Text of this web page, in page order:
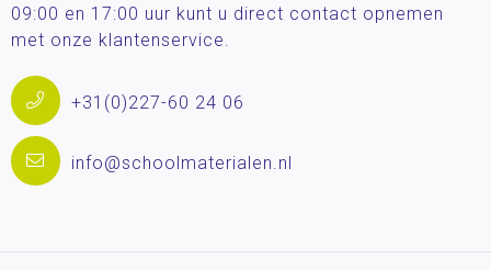
09:00 en 17:00 uur kunt u direct contact opnemen
met onze klantenservice.
+31(0)227-60 24 06
info@schoolmaterialen.nl